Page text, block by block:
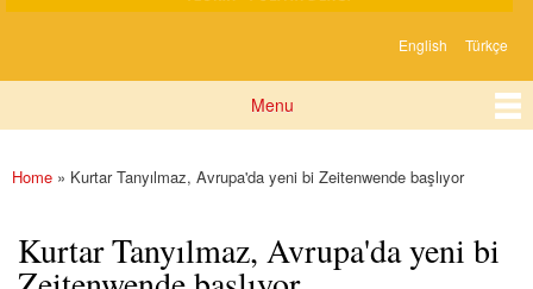
English Türkçe
Menu
You are here
Home » Kurtar Tanyılmaz, Avrupa'da yeni bi Zeitenwende başlıyor
Kurtar Tanyılmaz, Avrupa'da yeni bi